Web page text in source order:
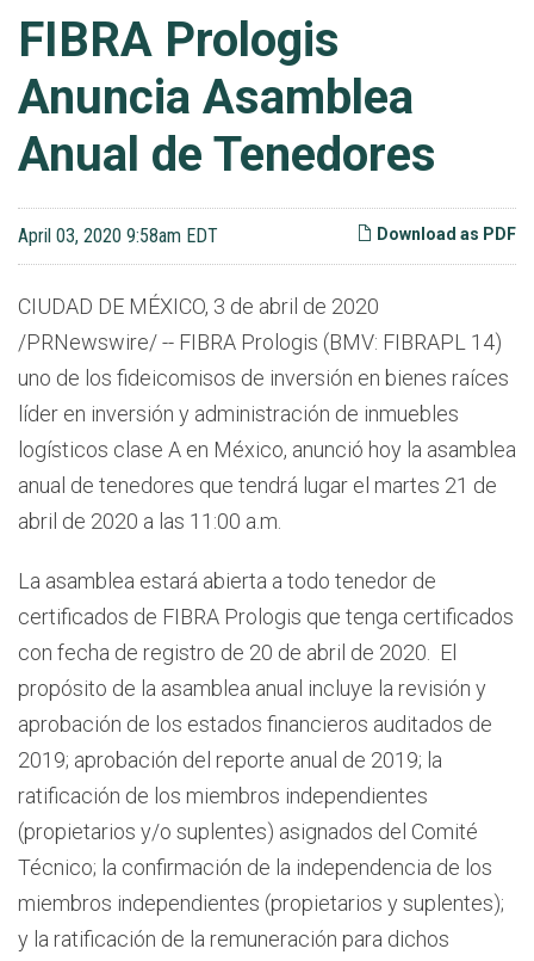
FIBRA Prologis
Anuncia Asamblea
Anual de Tenedores
Download as PDF
April 03, 2020 9:58am EDT
CIUDAD DE MÉXICO, 3 de abril de 2020
/PRNewswire/ -- FIBRA Prologis (BMV: FIBRAPL 14)
uno de los fideicomisos de inversión en bienes raíces
líder en inversión y administración de inmuebles
logísticos clase A en México, anunció hoy la asamblea
anual de tenedores que tendrá lugar el martes 21 de
abril de 2020 a las 11:00 a.m.
La asamblea estará abierta a todo tenedor de
certificados de FIBRA Prologis que tenga certificados
con fecha de registro de 20 de abril de 2020. El
propósito de la asamblea anual incluye la revisión y
aprobación de los estados financieros auditados de
2019; aprobación del reporte anual de 2019; la
ratificación de los miembros independientes
(propietarios y/o suplentes) asignados del Comité
Técnico; la confirmación de la independencia de los
miembros independientes (propietarios y suplentes);
y la ratificación de la remuneración para dichos